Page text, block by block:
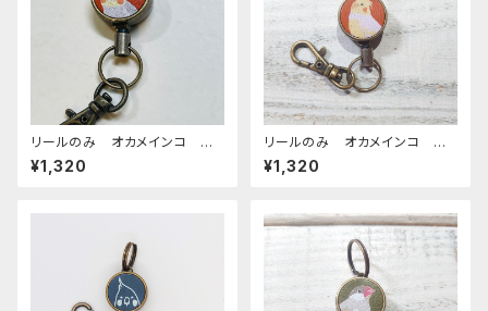
リールのみ オカメインコ シ
ナモンパール レッドブラウン
REDBROWN ぽわんシリー
¥1,320
リールのみ オカメインコ ル
チノー レッドブラウン おかめ
いんこ
¥1,320